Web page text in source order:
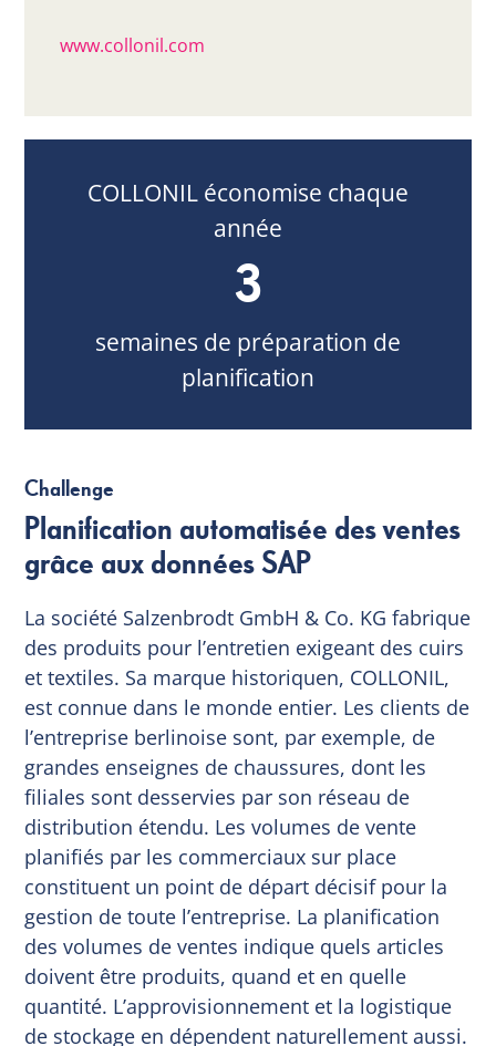
www.collonil.com
COLLONIL économise chaque
année
3
semaines de préparation de
planification
Challenge
Planification automatisée des ventes
grâce aux données SAP
La société Salzenbrodt GmbH & Co. KG fabrique
des produits pour l’entretien exigeant des cuirs
et textiles. Sa marque historiquen, COLLONIL,
est connue dans le monde entier. Les clients de
l’entreprise berlinoise sont, par exemple, de
grandes enseignes de chaussures, dont les
filiales sont desservies par son réseau de
distribution étendu. Les volumes de vente
planifiés par les commerciaux sur place
constituent un point de départ décisif pour la
gestion de toute l’entreprise. La planification
des volumes de ventes indique quels articles
doivent être produits, quand et en quelle
quantité. L’approvisionnement et la logistique
de stockage en dépendent naturellement aussi.